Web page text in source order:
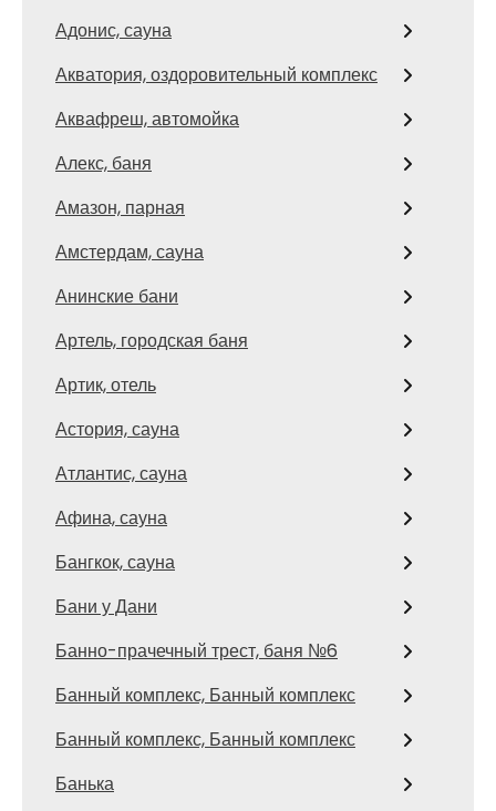
Адонис, сауна
Акватория, оздоровительный комплекс
Аквафреш, автомойка
Алекс, баня
Амазон, парная
Амстердам, сауна
Анинские бани
Артель, городская баня
Артик, отель
Астория, сауна
Атлантис, сауна
Афина, сауна
Бангкок, сауна
Бани у Дани
Банно-прачечный трест, баня №6
Банный комплекс, Банный комплекс
Банный комплекс, Банный комплекс
Банька